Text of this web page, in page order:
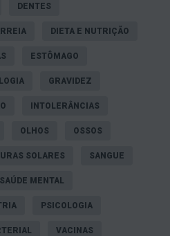
DENTES
DIETA E NUTRIÇÃO
ESTÔMAGO
GRAVIDEZ
INTOLERÂNCIAS
OLHOS OSSOS
SOLARES SANGUE
SAÚDE MENTAL
PSICOLOGIA
VACINAS